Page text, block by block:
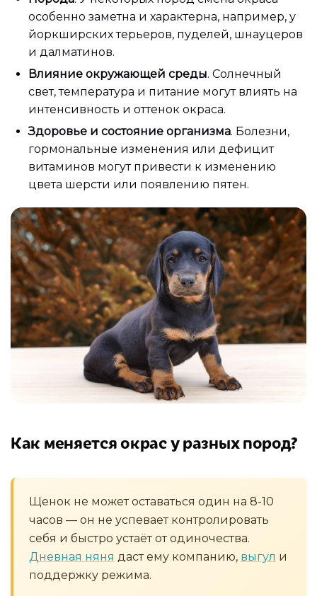
особенно заметна и характерна, например, у
йоркширских терьеров, пуделей, шнауцеров
и далматинов.
Влияние окружающей среды. Солнечный
свет, температура и питание могут влиять на
интенсивность и оттенок окраса.
Здоровье и состояние организма. Болезни,
гормональные изменения или дефицит
витаминов могут привести к изменению
цвета шерсти или появлению пятен.
Как меняется окрас у разных пород?
Щенок не может оставаться один на 8-10
часов — он не успевает контролировать
себя и быстро устаёт от одиночества.
Дневная няня даст ему компанию, выгул и
поддержку режима.